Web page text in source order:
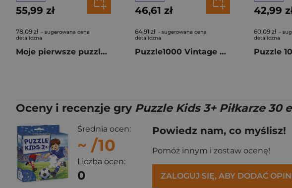
55,99 zł
78,09 zł - sugerowana cena
detaliczna
Moje pierwsze puzzle i zabawa Miejska przygoda 59354
46,61 zł
64,91 zł - sugerowana cena
detaliczna
Puzzle1000 Vintage Posters Italy 58297
42,99
60,09 zł -
detaliczna
Oceny i recenzje gry Puzzle Kids 3+ Piłkarze 30
Średnia ocen:
~ /10
Liczba ocen:
0
Powiedz nam, co myślisz!
Pomóż innym i zostaw ocenę!
ZALOGUJ SIĘ, ABY DODAĆ